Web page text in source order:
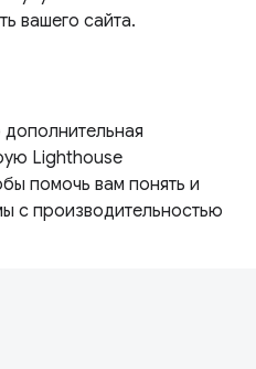
вашего сайта.
Lighthouse
помочь вам понять и
с производительностью